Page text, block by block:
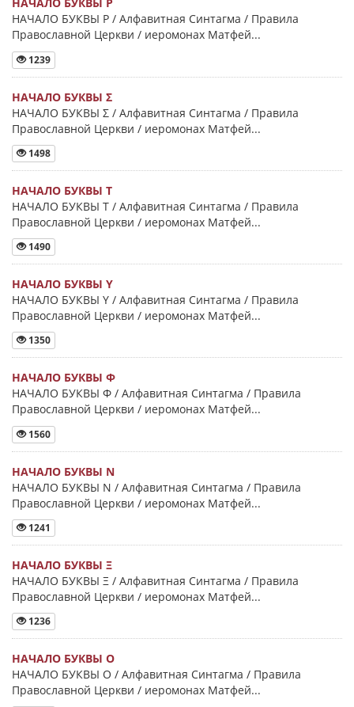
НАЧАЛО БУКВЫ Ρ / Алфавитная Синтагма / Правила
Православной Церкви / иеромонах Матфей...
1239
НАЧАЛО БУКВЫ Σ
НАЧАЛО БУКВЫ Σ / Алфавитная Синтагма / Правила
Православной Церкви / иеромонах Матфей...
1498
НАЧАЛО БУКВЫ Τ
НАЧАЛО БУКВЫ Τ / Алфавитная Синтагма / Правила
Православной Церкви / иеромонах Матфей...
1490
НАЧАЛО БУКВЫ Y
НАЧАЛО БУКВЫ Y / Алфавитная Синтагма / Правила
Православной Церкви / иеромонах Матфей...
1350
НАЧАЛО БУКВЫ Φ
НАЧАЛО БУКВЫ Φ / Алфавитная Синтагма / Правила
Православной Церкви / иеромонах Матфей...
1560
НАЧАЛО БУКВЫ Ν
НАЧАЛО БУКВЫ Ν / Алфавитная Синтагма / Правила
Православной Церкви / иеромонах Матфей...
1241
НАЧАЛО БУКВЫ Ξ
НАЧАЛО БУКВЫ Ξ / Алфавитная Синтагма / Правила
Православной Церкви / иеромонах Матфей...
1236
НАЧАЛО БУКВЫ Ο
НАЧАЛО БУКВЫ Ο / Алфавитная Синтагма / Правила
Православной Церкви / иеромонах Матфей...